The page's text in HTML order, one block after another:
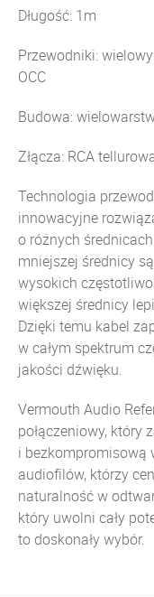
Długość: 1m
Przewodniki:
OCC
Budowa:
Złącza: RCA
Technologia
innowacyjne
o różnych
mniejszej średnicy
wysokich
większej średnicy
Dzięki temu kabel
w całym spektrum
jakości dźwięku.
Vermouth Audio
połączeniowy, który
i bezkompromisową
audiofilów, którzy
naturalność w
który uwolni cały
to doskonały wybór.